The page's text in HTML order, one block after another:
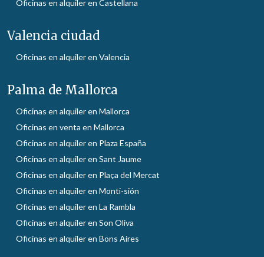
Oficinas en alquiler en Castellana
Valencia ciudad
Oficinas en alquiler en Valencia
Palma de Mallorca
Oficinas en alquiler en Mallorca
Oficinas en venta en Mallorca
Oficinas en alquiler en Plaza España
Oficinas en alquiler en Sant Jaume
Oficinas en alquiler en Plaça del Mercat
Oficinas en alquiler en Monti-sión
Oficinas en alquiler en La Rambla
Oficinas en alquiler en Son Oliva
Oficinas en alquiler en Bons Aires